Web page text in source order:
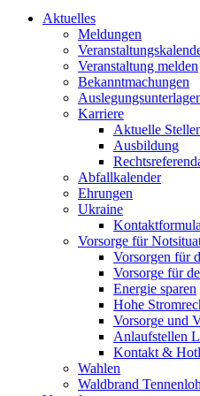
Aktuelles
Meldungen
Veranstaltung melden
Bekanntmachungen
Karriere
Aktuelle
Ausbildung
Abfallkalender
Ehrungen
Ukraine
Vorsorge für
Vorsorgen für
Vorsorge für
Energie sparen
Hohe
Vorsorge und
Anlaufstellen
Kontakt &
Wahlen
Waldbrand